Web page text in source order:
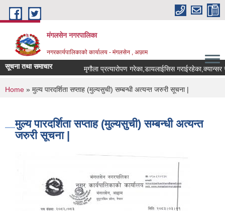
Skip to main content
मंगलसेन नगरपालिका
नगरकार्यपालिकाको कार्यालय - मंगलसेन , अछाम
सूचना तथा समाचार
You are here
Home » मुल्य पारदर्शिता सप्ताह (मुल्यसुची) सम्बन्धी अत्यन्त जरुरी सूचना |
मुल्य पारदर्शिता सप्ताह (मुल्यसुची) सम्बन्धी अत्यन्त
जरुरी सूचना |